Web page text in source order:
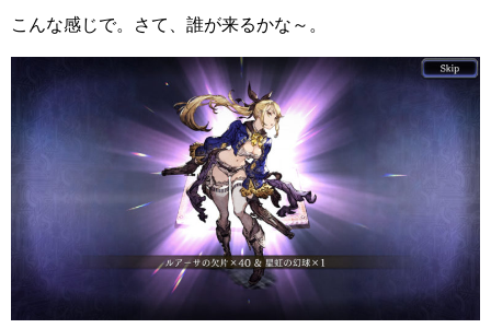
こんな感じで。さて、誰が来るかな～。